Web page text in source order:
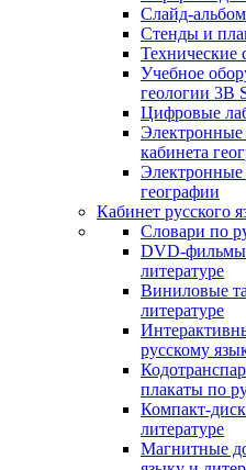
Слайд-
Стенды и
Технические
Учебное
геологии 3B
Цифровые
Электронные
кабинета
Электронные
географии
Кабинет русского
Cловари по
DVD-фильмы
литературе
Виниловые
литературе
русскому
плакаты по
Компакт-
литературе
Магнитные